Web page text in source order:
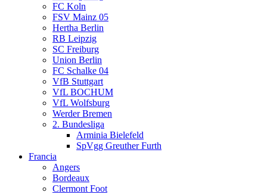
FC Koln
FSV Mainz 05
Hertha Berlin
RB Leipzig
SC Freiburg
Union Berlin
FC Schalke 04
VfB Stuttgart
VfL BOCHUM
VfL Wolfsburg
Werder Bremen
2. Bundesliga
Arminia Bielefeld
SpVgg Greuther Furth
Francia
Angers
Bordeaux
Clermont Foot